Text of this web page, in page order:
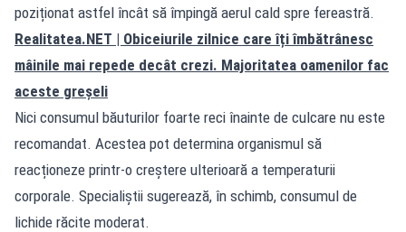
poziționat astfel încât să împingă aerul cald spre fereastră.
Realitatea.NET | Obiceiurile zilnice care îți îmbătrânesc
mâinile mai repede decât crezi. Majoritatea oamenilor fac
aceste greșeli
Nici consumul băuturilor foarte reci înainte de culcare nu este
recomandat. Acestea pot determina organismul să
reacționeze printr-o creștere ulterioară a temperaturii
corporale. Specialiștii sugerează, în schimb, consumul de
lichide răcite moderat.